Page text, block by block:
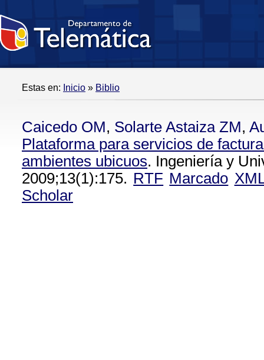
Estas en: Inicio » Biblio
Caicedo OM, Solarte Astaiza ZM,
Plataforma para servicios de
ambientes ubicuos. Ingeniería y
2009;13(1):175. RTF Marcado
Scholar